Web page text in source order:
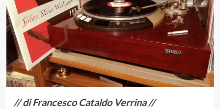
// di Francesco Cataldo Verrina //